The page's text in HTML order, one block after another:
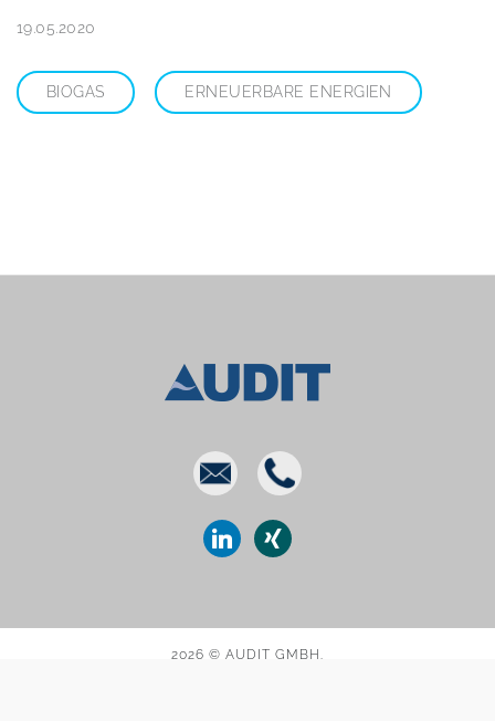
19.05.2020
BIOGAS ERNEUERBARE ENERGIEN
E-
mail
Phone
linkedinxing
2026 © AUDIT GMBH.